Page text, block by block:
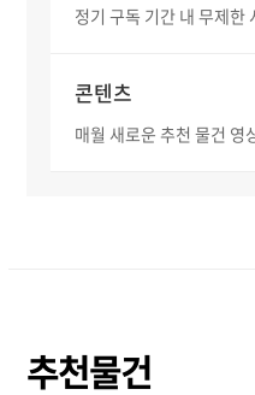
정기 구독 기간 내 무제한
콘텐츠
매월 새로운 추천 물건 영
추천물건